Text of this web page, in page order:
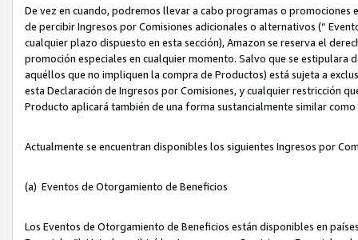
De vez en cuando, podremos llevar a cabo programas o
de percibir Ingresos por Comisiones adicionales o alternativos (“
cualquier plazo dispuesto en esta sección), Amazon se reserva el
promoción especiales en cualquier momento. Salvo que se
aquéllos que no impliquen la compra de Productos) está sujeta a
esta Declaración de Ingresos por Comisiones, y cualquier restricción
Producto aplicará también de una forma sustancialmente similar
Actualmente se encuentran disponibles los siguientes Ingresos por
(a) Eventos de Otorgamiento de Beneficios
Los Eventos de Otorgamiento de Beneficios están disponibles en